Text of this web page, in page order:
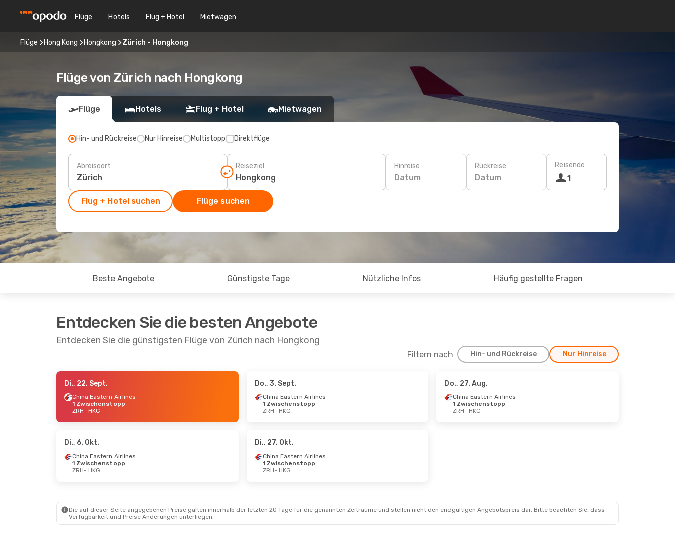
Flüge Hotels Flug + Hotel Mietwagen
Flüge Hong Kong Hongkong Zürich - Hongkong
Flüge von Zürich nach Hongkong
Flüge Hotels Flug + Hotel Mietwagen
Hin- und Rückreise Nur Hinreise Multistopp Direktflüge
Abreiseort Reiseziel Hinreise
Datum
Rückreise
Datum
Reisende
1
Flug + Hotel suchen Flüge suchen
Beste Angebote Günstigste Tage Nützliche Infos Häufig gestellte Fragen
Entdecken Sie die besten Angebote
Entdecken Sie die günstigsten Flüge von Zürich nach Hongkong
Filtern nach Hin- und Rückreise Nur Hinreise
- Mi., 14. Okt.
China Eastern Airlines
China Eastern Airlines
- Fr., 4. Sept.
Etihad Airways
1 Zwischenstopp
- So., 4. Okt.
Etihad Airways
1 Zwischenstopp
HKG
Etihad Airways
1 Zwischenstopp
Di., 22. Sept.
China Eastern Airlines
1 Zwischenstopp
ZRH- HKG
Do., 3. Sept.
China Eastern Airlines
1 Zwischenstopp
ZRH- HKG
Do., 27. Aug.
China Eastern Airlines
1 Zwischenstopp
ZRH- HKG
Di., 6. Okt.
China Eastern Airlines
1 Zwischenstopp
ZRH- HKG
Di., 27. Okt.
China Eastern Airlines
1 Zwischenstopp
ZRH- HKG
Die auf dieser Seite angegebenen Preise galten innerhalb der letzten 20 Tage für die genannten Zeiträume und stellen nicht den endgültigen Angebotspreis dar. Bitte beachten Sie, dass
Verfügbarkeit und Preise Änderungen unterliegen.